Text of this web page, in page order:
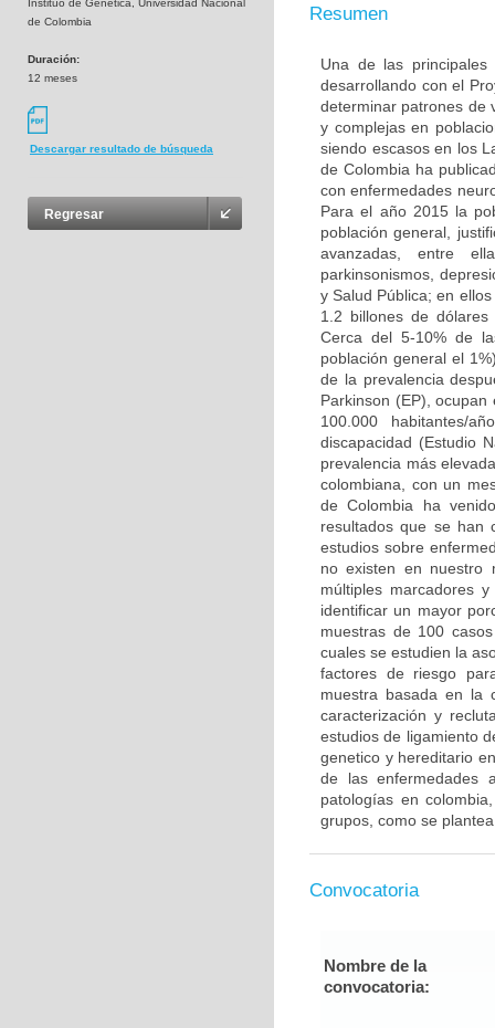
Instituo de Genética, Universidad Nacional
de Colombia
Duración:
12 meses
Descargar resultado de búsqueda
Regresar
Resumen
Una de las
desarrollando con el
determinar patrones de
y complejas en
siendo escasos en los
de Colombia ha
con enfermedades
Para el año 2015 la
población general,
avanzadas, entre
parkinsonismos,
y Salud Pública; en
1.2 billones de
Cerca del 5-10% de
población general el
de la prevalencia
Parkinson (EP),
100.000 habitantes/
discapacidad (Estudio
prevalencia más
colombiana, con un
de Colombia ha
resultados que se han
estudios sobre
no existen en nuestro
múltiples marcadores
identificar un mayor
muestras de 100
cuales se estudien la
factores de riesgo
muestra basada en la
caracterización y
estudios de ligamiento
genetico y hereditario
de las enfermedades
patologías en
grupos, como se
Convocatoria
Nombre de la
convocatoria: